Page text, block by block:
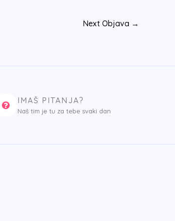
Next Objava →
IMAŠ PITANJA?
Naš tim je tu za tebe svaki dan